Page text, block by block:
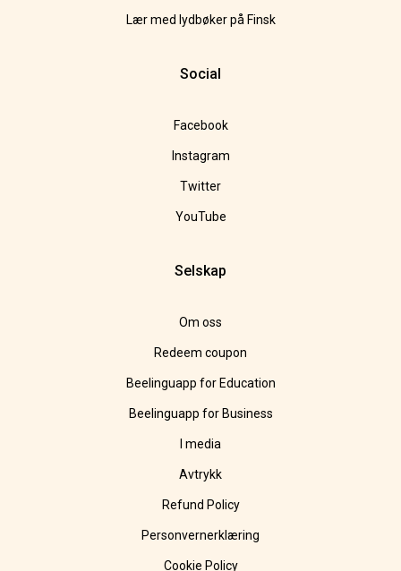
Lær med lydbøker på Finsk
Social
Facebook
Instagram
Twitter
YouTube
Selskap
Om oss
Redeem coupon
Beelinguapp for Education
Beelinguapp for Business
I media
Avtrykk
Refund Policy
Personvernerklæring
Cookie Policy